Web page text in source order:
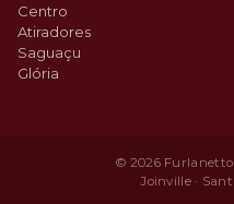
Centro
Atiradores
Saguaçu
Glória
© 2026 Furlanetto
Joinville ·